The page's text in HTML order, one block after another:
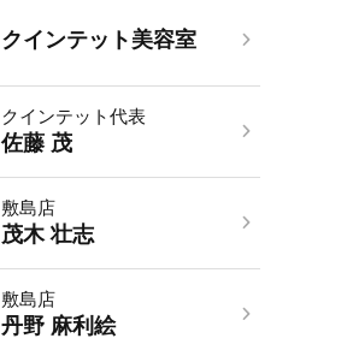
クインテット美容室
クインテット代表
佐藤 茂
敷島店
茂木 壮志
敷島店
丹野 麻利絵